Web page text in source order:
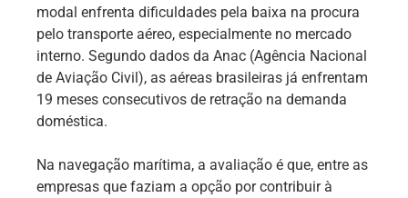
modal enfrenta dificuldades pela baixa na procura
pelo transporte aéreo, especialmente no mercado
interno. Segundo dados da Anac (Agência Nacional
de Aviação Civil), as aéreas brasileiras já enfrentam
19 meses consecutivos de retração na demanda
doméstica.
Na navegação marítima, a avaliação é que, entre as
empresas que faziam a opção por contribuir à